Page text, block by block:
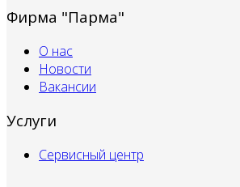
Фирма "Парма"
О нас
Новости
Вакансии
Услуги
Сервисный центр